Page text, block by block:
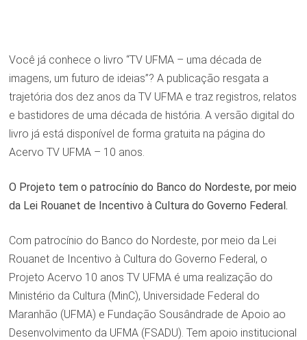
Você já conhece o livro “TV UFMA – uma década de
imagens, um futuro de ideias”? A publicação resgata a
trajetória dos dez anos da TV UFMA e traz registros, relatos
e bastidores de uma década de história. A versão digital do
livro já está disponível de forma gratuita na página do
Acervo TV UFMA – 10 anos.
O Projeto tem o patrocínio do Banco do Nordeste, por meio
da Lei Rouanet de Incentivo à Cultura do Governo Federal.
Com patrocínio do Banco do Nordeste, por meio da Lei
Rouanet de Incentivo à Cultura do Governo Federal, o
Projeto Acervo 10 anos TVUFMA é uma realização do
Ministério da Cultura (MinC), Universidade Federal do
Maranhão (UFMA) e Fundação Sousândrade de Apoio ao
Desenvolvimento da UFMA (FSADU). Tem apoio institucional